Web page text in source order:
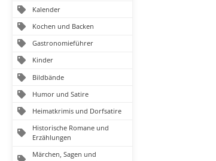
Kalender
Kochen und Backen
Gastronomieführer
Kinder
Bildbände
Humor und Satire
Heimatkrimis und Dorfsatire
Historische Romane und
Erzählungen
Märchen, Sagen und